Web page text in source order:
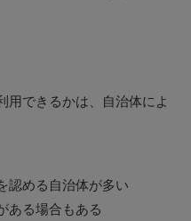
用できるかは、自治体によ
認める自治体が多い
ある場合もある